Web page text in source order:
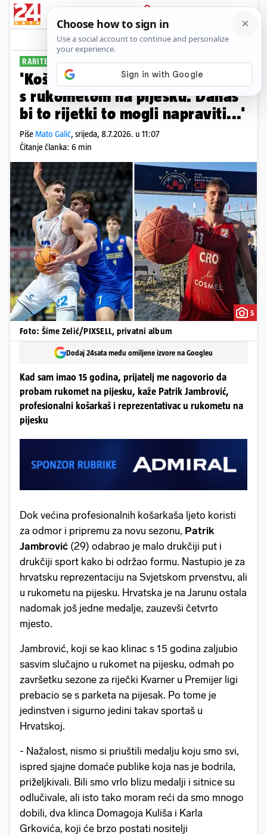
PRIJAVA
Sport Komentari
RARITETAN SLUČAJ
'Košarku i parket ljeti mijenjam
s rukometom na pijesku. Danas
bi to rijetki to mogli napraviti...'
PišeMato Galić, srijeda, 8.7.2026. u 11:07
Čitanje članka: 6 min
5
Foto: Šime Zelić/PIXSELL, privatni album
Dodaj 24sata među omiljene izvore na Googleu
Kad sam imao 15 godina, prijatelj me nagovorio da
probam rukomet na pijesku, kaže Patrik Jambrović,
profesionalni košarkaš i reprezentativac u rukometu na
pijesku
Dok većina profesionalnih košarkaša ljeto koristi
za odmor i pripremu za novu sezonu, Patrik
Jambrović (29) odabrao je malo drukčiji put i
drukčiji sport kako bi održao formu. Nastupio je za
hrvatsku reprezentaciju na Svjetskom prvenstvu, ali
u rukometu na pijesku. Hrvatska je na Jarunu ostala
nadomak još jedne medalje, zauzevši četvrto
mjesto.
Jambrović, koji se kao klinac s 15 godina zaljubio
sasvim slučajno u rukomet na pijesku, odmah po
završetku sezone za riječki Kvarner u Premijer ligi
prebacio se s parketa na pijesak. Po tome je
jedinstven i sigurno jedini takav sportaš u
Hrvatskoj.
- Nažalost, nismo si priuštili medalju koju smo svi,
ispred sjajne domaće publike koja nas je bodrila,
priželjkivali. Bili smo vrlo blizu medalji i sitnice su
odlučivale, ali isto tako moram reći da smo mnogo
dobili, dva klinca Domagoja Kuliša i Karla
Grkovića, koji će brzo postati nositelji